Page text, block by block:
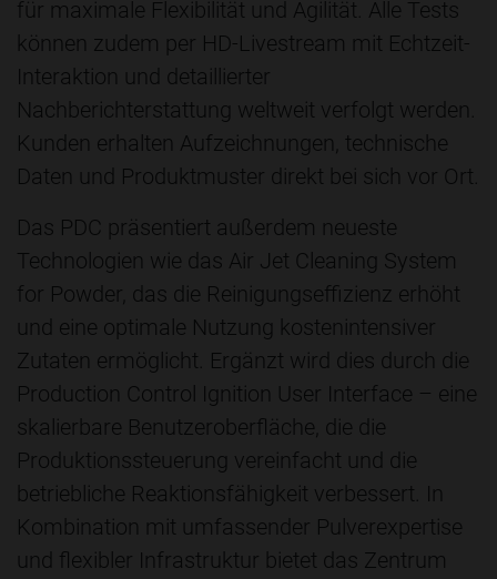
für maximale Flexibilität und Agilität. Alle Tests
können zudem per HD-Livestream mit Echtzeit-
Interaktion und detaillierter
Nachberichterstattung weltweit verfolgt werden.
Kunden erhalten Aufzeichnungen, technische
Daten und Produktmuster direkt bei sich vor Ort.
Das PDC präsentiert außerdem neueste
Technologien wie das Air Jet Cleaning System
for Powder, das die Reinigungseffizienz erhöht
und eine optimale Nutzung kostenintensiver
Zutaten ermöglicht. Ergänzt wird dies durch die
Production Control Ignition User Interface – eine
skalierbare Benutzeroberfläche, die die
Produktionssteuerung vereinfacht und die
betriebliche Reaktionsfähigkeit verbessert. In
Kombination mit umfassender Pulverexpertise
und flexibler Infrastruktur bietet das Zentrum